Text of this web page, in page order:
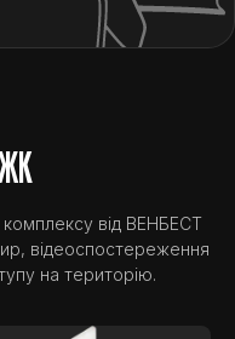
від ВЕНБЕСТ
відеоспостереження
на територію.